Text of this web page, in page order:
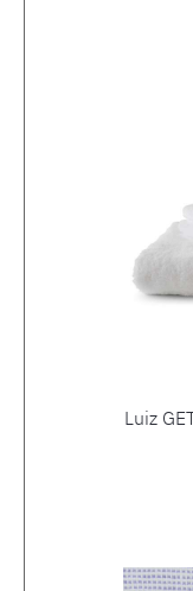
Luiz